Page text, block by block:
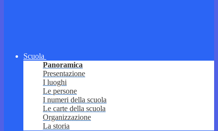
Scuola
Panoramica
Presentazione
I luoghi
Le persone
I numeri della scuola
Le carte della scuola
Organizzazione
La storia